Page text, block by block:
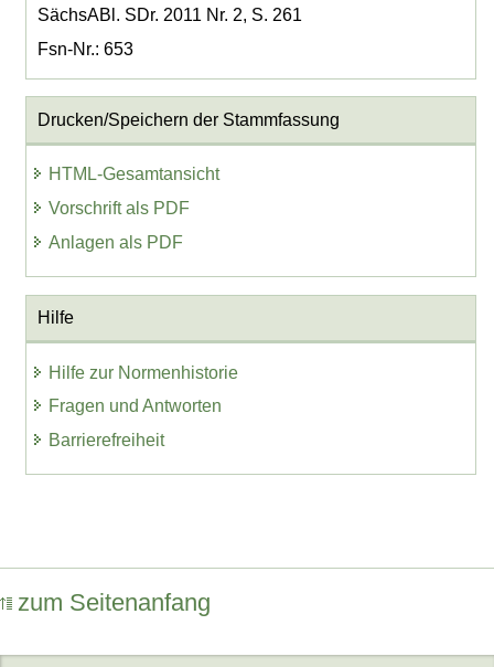
SächsABl. SDr. 2011 Nr. 2, S. 261
Fsn-Nr.: 653
Drucken/Speichern der Stammfassung
HTML-Gesamtansicht
Vorschrift als PDF
Anlagen als PDF
Hilfe
Hilfe zur Normenhistorie
Fragen und Antworten
Barrierefreiheit
zum Seitenanfang